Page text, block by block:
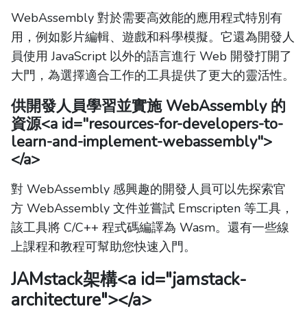
WebAssembly 對於需要高效能的應用程式特別有
用，例如影片編輯、遊戲和科學模擬。它還為開發人
員使用 JavaScript 以外的語言進行 Web 開發打開了
大門，為選擇適合工作的工具提供了更大的靈活性。
供開發人員學習並實施 WebAssembly 的
資源<a id="resources-for-developers-to-
learn-and-implement-webassembly">
</a>
對 WebAssembly 感興趣的開發人員可以先探索官
方 WebAssembly 文件並嘗試 Emscripten 等工具，
該工具將 C/C++ 程式碼編譯為 Wasm。還有一些線
上課程和教程可幫助您快速入門。
JAMstack架構<a id="jamstack-
architecture"></a>